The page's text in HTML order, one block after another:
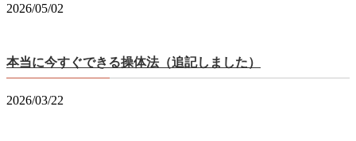
2026/05/02
本当に今すぐできる操体法（追記しました）
2026/03/22